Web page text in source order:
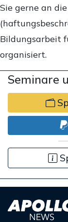
Sie gerne an
Bildungsarbeit
organisiert.
Seminare